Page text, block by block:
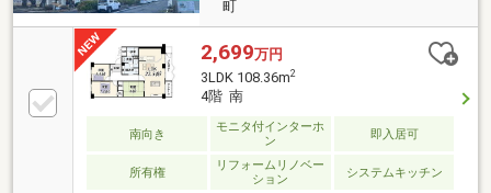
町
2,699万円
3LDK 108.36m2
4階 南
南向き
モニタ付インターホ
ン
即入居可
所有権
リフォームリノベー
ション
システムキッチン